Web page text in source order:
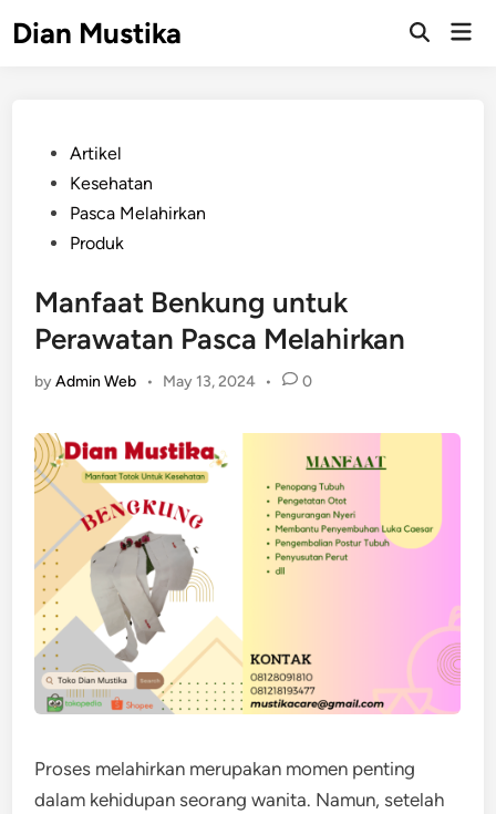
toDian Mustika
Open
PostedArtikel
Kesehatan
Pasca Melahirkan
Produk
Manfaat Benkung untuk
Perawatan Pasca Melahirkan
byAdmin Web • May 13, 2024 • 0
Proses melahirkan merupakan momen penting
dalam kehidupan seorang wanita. Namun, setelah